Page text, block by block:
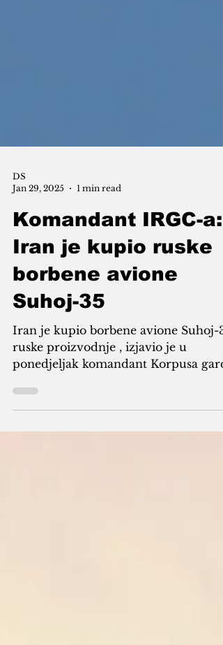
Jan 29, 2025
1 min read
Komandant IRGC-a:
Iran je kupio ruske
borbene avione
Suhoj-35
Iran je kupio borbene avione Suhoj-35
ruske proizvodnje , izjavio je u
ponedjeljak komandant Korpusa